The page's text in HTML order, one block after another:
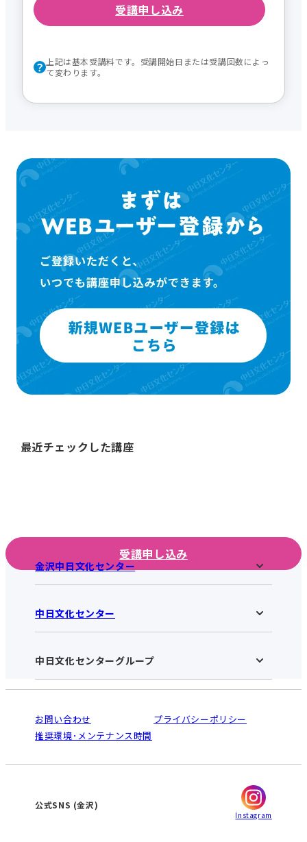
受講申し込み
上記は基本受講料です。受講開始日または受講回数によっ
て変わります。
最近チェックした講座
受講申し込み
金沢中日文化センター
金沢中日文化センターHOME
お知らせ
アクセス･営業時間
お申し込みの流れ
入会と受講のご案内
中日文化センター
中日文化センターHOME
中日文化センターとは
受講規約・会員特典
ご利用ガイド
オンライン講座受講の手順
WEBサイトのよくある質問
中日文化センターグループ
南大高
犬山
高蔵寺
津
お問い合わせ
プライバシーポリシー
推奨環境･メンテナンス時間
公式SNS (金沢)
Instagram